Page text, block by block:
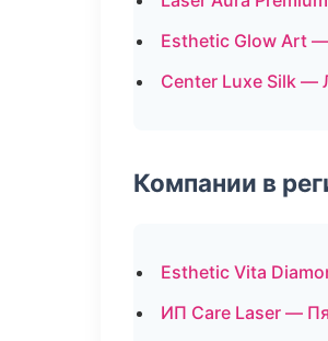
Esthetic Glow Art
Center Luxe Silk —
Компании в
Esthetic Vita
ИП Care Laser —